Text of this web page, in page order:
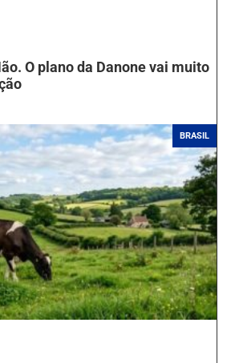
O plano da Danone vai muito
BRASIL